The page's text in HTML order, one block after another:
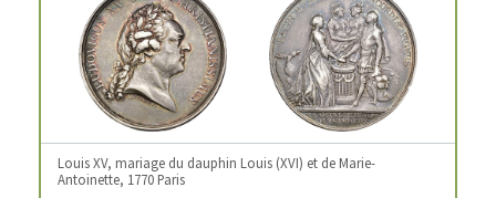
Louis XV, mariage du dauphin Louis (XVI) et de Marie-
Antoinette, 1770 Paris